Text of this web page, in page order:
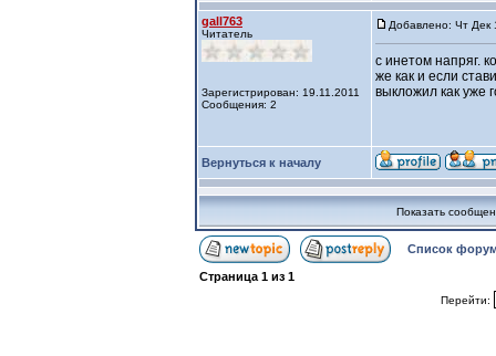
gall763
Читатель
Зарегистрирован: 19.11.2011
Сообщения: 2
Добавлено: Чт Дек
с инетом напряг.
же как и если
выкложил как уже
Вернуться к началу
Показать
Список
Страница 1 из 1
Перейти: